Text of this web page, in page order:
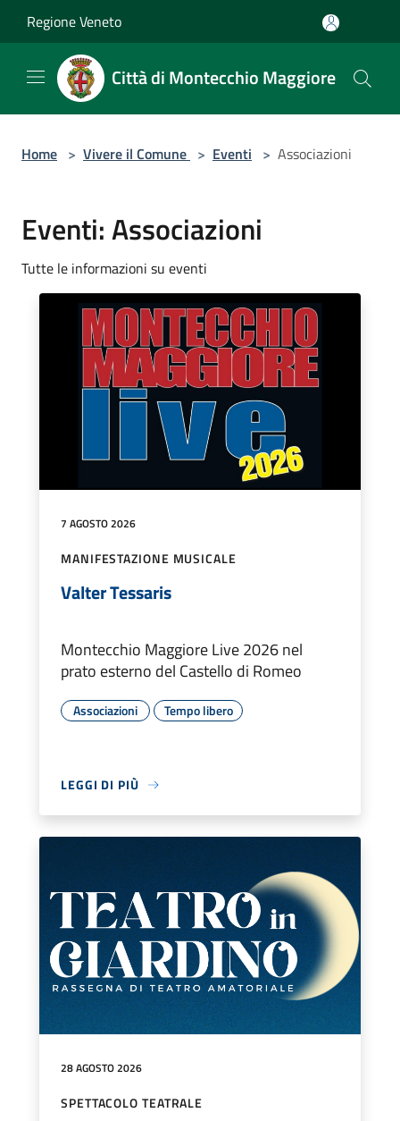
Regione Veneto
Città di Montecchio Maggiore
Home > Vivere il Comune > Eventi > Associazioni
Eventi: Associazioni
Tutte le informazioni su eventi
7 AGOSTO 2026
MANIFESTAZIONE MUSICALE
Valter Tessaris
Montecchio Maggiore Live 2026 nel
prato esterno del Castello di Romeo
Associazioni Tempo libero
LEGGI DI PIÙ
28 AGOSTO 2026
SPETTACOLO TEATRALE